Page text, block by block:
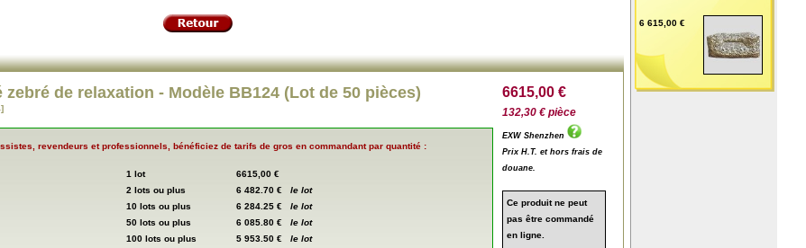
zebré de relaxation - Modèle BB124 (Lot de 50 pièces)
revendeurs et professionnels, bénéficiez de tarifs de gros en commandant par quantité :
1 lot
6615,00 €
2 lots ou plus
6 482.70 € le lot
10 lots ou plus
6 284.25 € le lot
50 lots ou plus
6 085.80 € le lot
100 lots ou plus
5 953.50 € le lot
6615,00 €
132,30 € pièce
EXW Shenzhen
Prix H.T. et hors frais de
douane.
Ce produit ne peut
pas être commandé
en ligne.
6 615,00 €